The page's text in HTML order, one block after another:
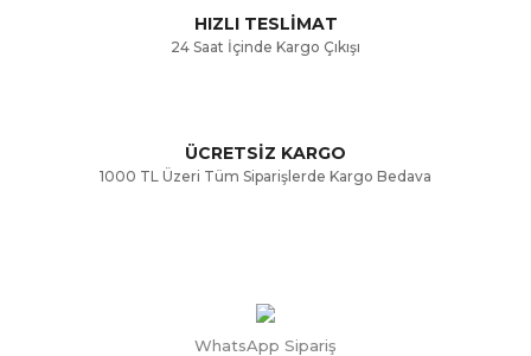
HIZLI TESLİMAT
24 Saat İçinde Kargo Çıkışı
ÜCRETSİZ KARGO
1000 TL Üzeri Tüm Siparişlerde Kargo Bedava
WhatsApp Sipariş